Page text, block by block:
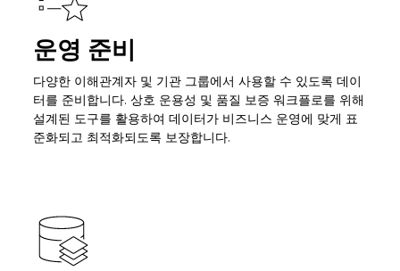
운영 준비
다양한 이해관계자 및 기관 그룹에서 사용할 수 있도록 데이
터를 준비합니다. 상호 운용성 및 품질 보증 워크플로를 위해
설계된 도구를 활용하여 데이터가 비즈니스 운영에 맞게 표
준화되고 최적화되도록 보장합니다.